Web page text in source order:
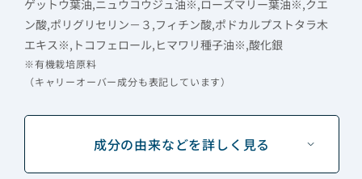
ゲットウ葉油,ニュウコウジュ油※,ローズマリー葉油※,クエ
ン酸,ポリグリセリン－３,フィチン酸,ポドカルプストタラ木
エキス※,トコフェロール,ヒマワリ種子油※,酸化銀
※有機栽培原料
（キャリーオーバー成分も表記しています）
成分の由来などを詳しく見る